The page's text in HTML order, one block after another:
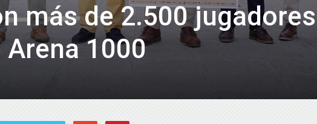
más de 2.500 jugadores
1000